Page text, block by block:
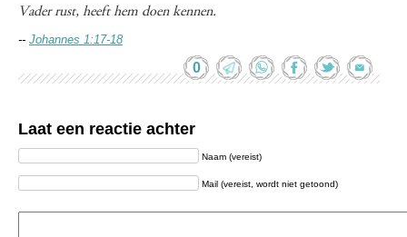
Vader rust, heeft hem doen kennen.
-- Johannes 1:17-18
0
Laat een reactie achter
Naam (vereist)
Mail (vereist, wordt niet getoond)